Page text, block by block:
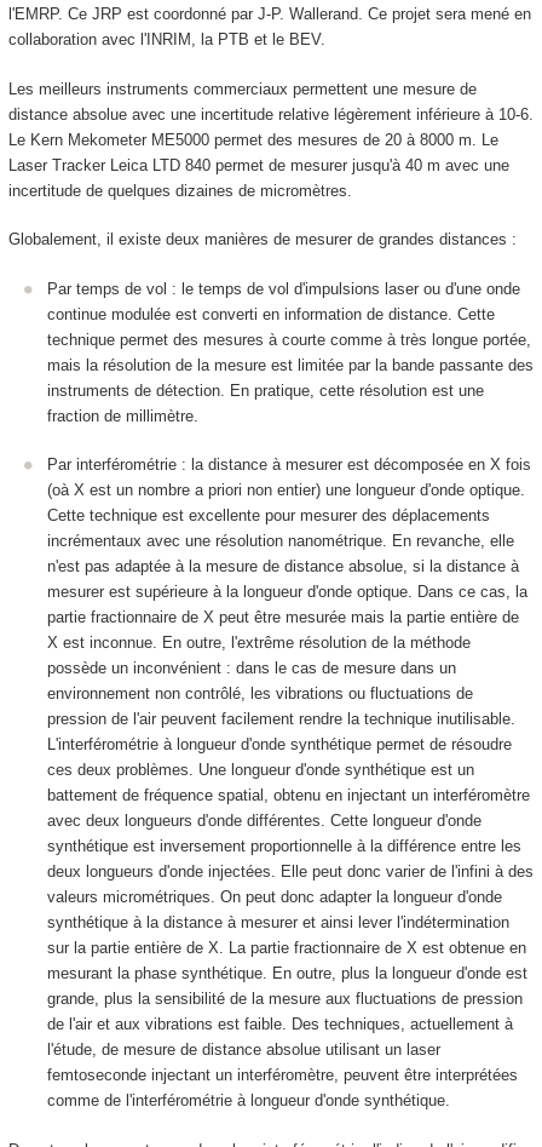
l'EMRP. Ce JRP est coordonné par J-P. Wallerand. Ce projet sera mené en
collaboration avec l'INRIM, la PTB et le BEV.
Les meilleurs instruments commerciaux permettent une mesure de
distance absolue avec une incertitude relative légèrement inférieure à 10-6.
Le Kern Mekometer ME5000 permet des mesures de 20 à 8000 m. Le
Laser Tracker Leica LTD 840 permet de mesurer jusqu'à 40 m avec une
incertitude de quelques dizaines de micromètres.
Globalement, il existe deux manières de mesurer de grandes distances :
Par temps de vol : le temps de vol d'impulsions laser ou d'une onde
continue modulée est converti en information de distance. Cette
technique permet des mesures à courte comme à très longue portée,
mais la résolution de la mesure est limitée par la bande passante des
instruments de détection. En pratique, cette résolution est une
fraction de millimètre.
Par interférométrie : la distance à mesurer est décomposée en X fois
(oà X est un nombre a priori non entier) une longueur d'onde optique.
Cette technique est excellente pour mesurer des déplacements
incrémentaux avec une résolution nanométrique. En revanche, elle
n'est pas adaptée à la mesure de distance absolue, si la distance à
mesurer est supérieure à la longueur d'onde optique. Dans ce cas, la
partie fractionnaire de X peut être mesurée mais la partie entière de
X est inconnue. En outre, l'extrême résolution de la méthode
possède un inconvénient : dans le cas de mesure dans un
environnement non contrôlé, les vibrations ou fluctuations de
pression de l'air peuvent facilement rendre la technique inutilisable.
L'interférométrie à longueur d'onde synthétique permet de résoudre
ces deux problèmes. Une longueur d'onde synthétique est un
battement de fréquence spatial, obtenu en injectant un interféromètre
avec deux longueurs d'onde différentes. Cette longueur d'onde
synthétique est inversement proportionnelle à la différence entre les
deux longueurs d'onde injectées. Elle peut donc varier de l'infini à des
valeurs micrométriques. On peut donc adapter la longueur d'onde
synthétique à la distance à mesurer et ainsi lever l'indétermination
sur la partie entière de X. La partie fractionnaire de X est obtenue en
mesurant la phase synthétique. En outre, plus la longueur d'onde est
grande, plus la sensibilité de la mesure aux fluctuations de pression
de l'air et aux vibrations est faible. Des techniques, actuellement à
l'étude, de mesure de distance absolue utilisant un laser
femtoseconde injectant un interféromètre, peuvent être interprétées
comme de l'interférométrie à longueur d'onde synthétique.